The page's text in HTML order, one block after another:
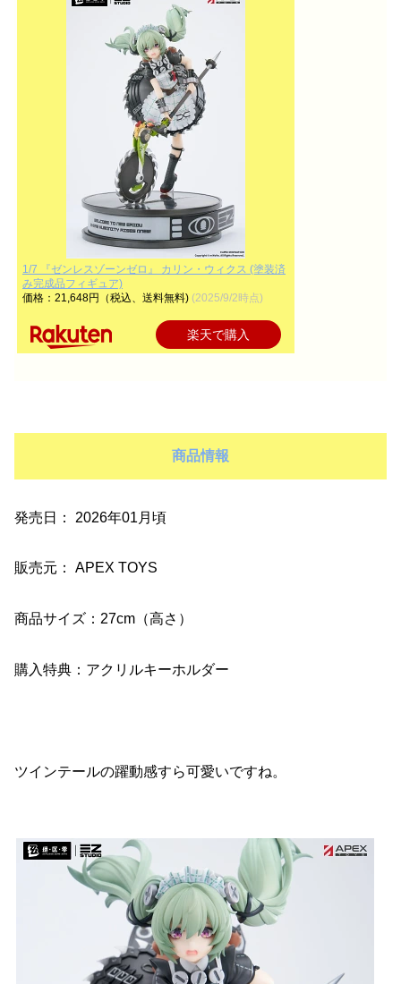
1/7 『ゼンレスゾーンゼロ』 カリン・ウィクス (塗装済
み完成品フィギュア)
価格：21,648円（税込、送料無料) (2025/9/2時点)
楽天で購入
商品情報
発売日： 2026年01月頃
販売元： APEX TOYS
商品サイズ：27cm（高さ）
購入特典：アクリルキーホルダー
ツインテールの躍動感すら可愛いですね。